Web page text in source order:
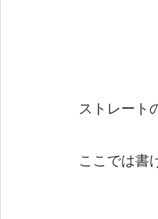
ストレート
ここでは書